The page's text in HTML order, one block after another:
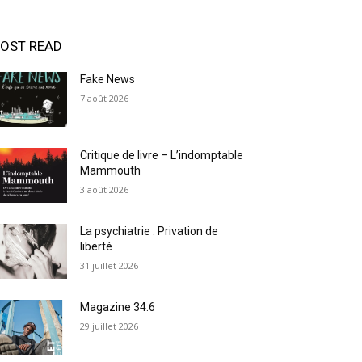
READ
Fake News
7 août 2026
Critique de livre – L’indomptable
Mammouth
3 août 2026
La psychiatrie : Privation de
liberté
31 juillet 2026
Magazine 34.6
29 juillet 2026